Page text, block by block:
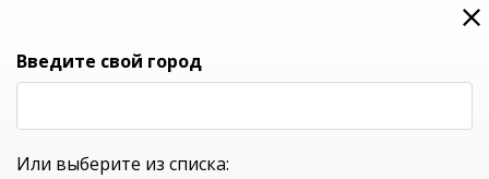
0
УНИВЕРСАЛЬНЫЙ ИНТЕРНЕТ МАГАЗИН
Введите свой город
Или выберите из списка: